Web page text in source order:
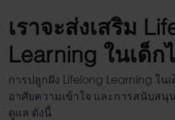
เรา จะส่งเสริม
Learning ในเด็ก
การปลูกฝัง Lifelong Learning ใน
อาศัยความเข้าใจ และการสนับส
ดูแล ดังนี้